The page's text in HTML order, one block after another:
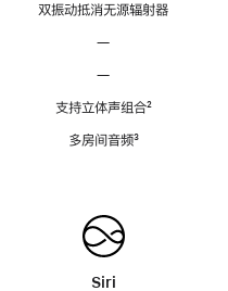
双振动抵消无源辐射器
—
—
支持立体声组合脚
²
多房间音频脚
³
Siri